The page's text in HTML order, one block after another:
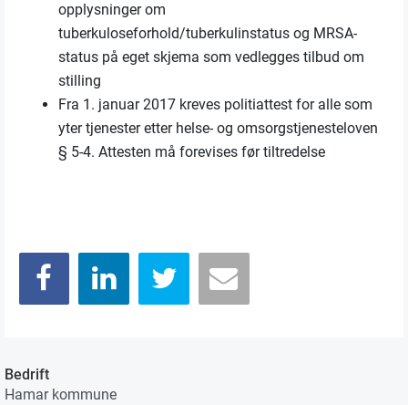
opplysninger om
tuberkuloseforhold/tuberkulinstatus og MRSA-
status på eget skjema som vedlegges tilbud om
stilling
Fra 1. januar 2017 kreves politiattest for alle som
yter tjenester etter helse- og omsorgstjenesteloven
§ 5-4. Attesten må forevises før tiltredelse
Bedrift
Hamar kommune